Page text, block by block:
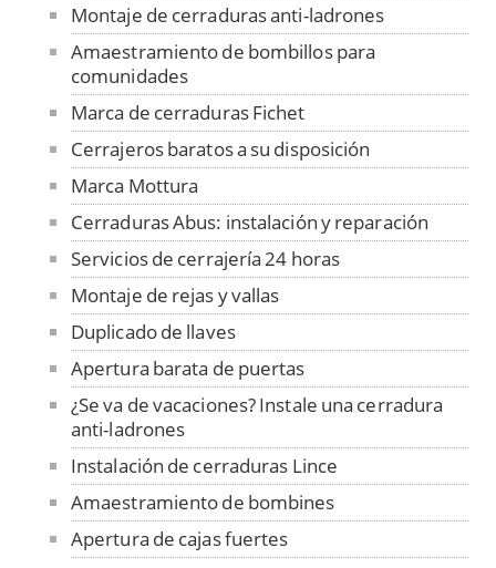
Montaje de cerraduras anti-ladrones
Amaestramiento de bombillos para
comunidades
Marca de cerraduras Fichet
Cerrajeros baratos a su disposición
Marca Mottura
Cerraduras Abus: instalación y reparación
Servicios de cerrajería 24 horas
Montaje de rejas y vallas
Duplicado de llaves
Apertura barata de puertas
¿Se va de vacaciones? Instale una cerradura
anti-ladrones
Instalación de cerraduras Lince
Amaestramiento de bombines
Apertura de cajas fuertes